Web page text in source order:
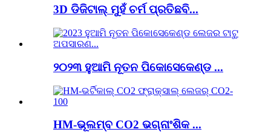
3D ଡିଜିଟାଲ୍ ମୁହଁ ଚର୍ମ ପ୍ରତିଛବି...
୨୦୨୩ ହୁଆମି ନୂତନ ପିକୋସେକେଣ୍ଡ ...
HM-ଭୂଲମ୍ବ CO2 ଭଗ୍ନାଂଶିକ ...